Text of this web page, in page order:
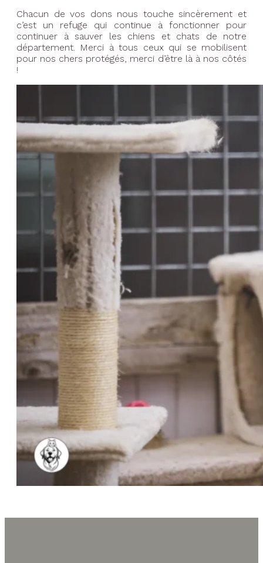
Chacun de vos dons nous touche sincèrement et
c’est un refuge qui continue à fonctionner pour
continuer à sauver les chiens et chats de notre
département. Merci à tous ceux qui se mobilisent
pour nos chers protégés, merci d’être là à nos côtés
!